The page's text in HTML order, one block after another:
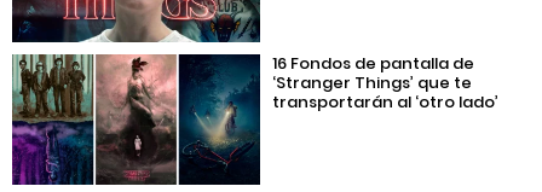
16 Fondos de pantalla de
‘Stranger Things’ que te
transportarán al ‘otro lado’